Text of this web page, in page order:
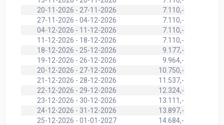
20-11-2026 - 27-11-2026
7.110,-
27-11-2026 - 04-12-2026
7.110,-
04-12-2026 - 11-12-2026
7.110,-
11-12-2026 - 18-12-2026
7.110,-
18-12-2026 - 25-12-2026
9.177,-
19-12-2026 - 26-12-2026
9.964,-
20-12-2026 - 27-12-2026
10.750,-
21-12-2026 - 28-12-2026
11.537,-
22-12-2026 - 29-12-2026
12.324,-
23-12-2026 - 30-12-2026
13.111,-
24-12-2026 - 31-12-2026
13.897,-
25-12-2026 - 01-01-2027
14.684,-